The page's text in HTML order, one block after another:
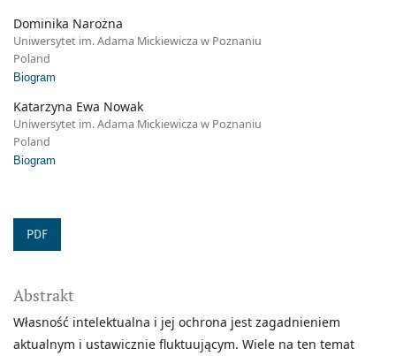
Dominika Narożna
Uniwersytet im. Adama Mickiewicza w Poznaniu
Poland
Biogram
Katarzyna Ewa Nowak
Uniwersytet im. Adama Mickiewicza w Poznaniu
Poland
Biogram
PDF
Abstrakt
Własność intelektualna i jej ochrona jest zagadnieniem
aktualnym i ustawicznie fluktuującym. Wiele na ten temat